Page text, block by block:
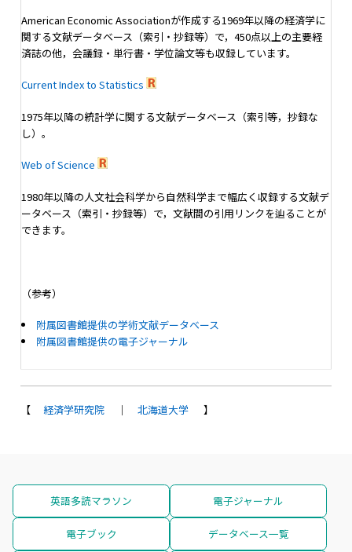
American Economic Associationが作成する1969年以降の経済学に
関する文献データベース（索引・抄録等）で，450点以上の主要経
済誌の他，会議録・単行書・学位論文等も収録しています。
Current Index to Statistics
1975年以降の統計学に関する文献データベース（索引等，抄録な
し）。
Web of Science
1980年以降の人文社会科学から自然科学まで幅広く収録する文献デ
ータベース（索引・抄録等）で，文献間の引用リンクを辿ることが
できます。
（参考）
附属図書館提供の学術文献データベース
附属図書館提供の電子ジャーナル
【 経済学研究院 ｜ 北海道大学 】
英語多読マラソン 電子ジャーナル
電子ブック データベース一覧